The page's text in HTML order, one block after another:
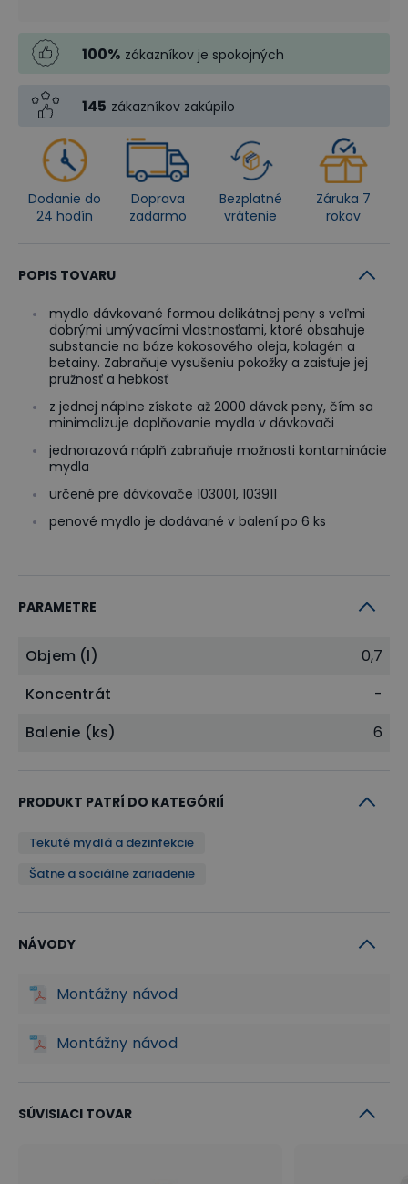
100% zákazníkov je spokojných
145 zákazníkov zakúpilo
Dodanie do
24 hodín
Doprava
zadarmo
Bezplatné
vrátenie
Záruka 7
rokov
POPIS TOVARU
mydlo dávkované formou delikátnej peny s veľmi
dobrými umývacími vlastnosťami, ktoré obsahuje
substancie na báze kokosového oleja, kolagén a
betainy. Zabraňuje vysušeniu pokožky a zaisťuje jej
pružnosť a hebkosť
z jednej náplne získate až 2000 dávok peny, čím sa
minimalizuje doplňovanie mydla v dávkovači
jednorazová náplň zabraňuje možnosti kontaminácie
mydla
určené pre dávkovače 103001, 103911
penové mydlo je dodávané v balení po 6 ks
PARAMETRE
Objem (l)
0,7
Koncentrát
-
Balenie (ks)
6
PRODUKT PATRÍ DO KATEGÓRIÍ
Tekuté mydlá a dezinfekcie
Šatne a sociálne zariadenie
NÁVODY
Montážny návod
Montážny návod
SÚVISIACI TOVAR